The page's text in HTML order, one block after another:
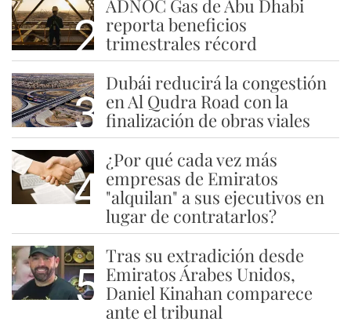
2
ADNOC Gas de Abu Dhabi
reporta beneficios
trimestrales récord
3
Dubái reducirá la congestión
en Al Qudra Road con la
finalización de obras viales
4
¿Por qué cada vez más
empresas de Emiratos
"alquilan" a sus ejecutivos en
lugar de contratarlos?
5
Tras su extradición desde
Emiratos Árabes Unidos,
Daniel Kinahan comparece
ante el tribunal